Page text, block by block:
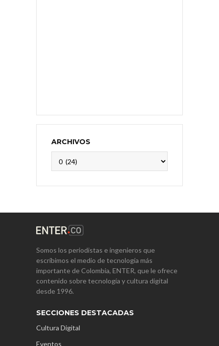
ARCHIVOS
Somos los periodistas e ingenieros que
escribimos el medio de tecnología más
importante de Colombia, ENTER, que le ofrece
contenido sobre tecnología y cultura digital
desde 1996.
SECCIONES DESTACADAS
Cultura Digital
Eventos